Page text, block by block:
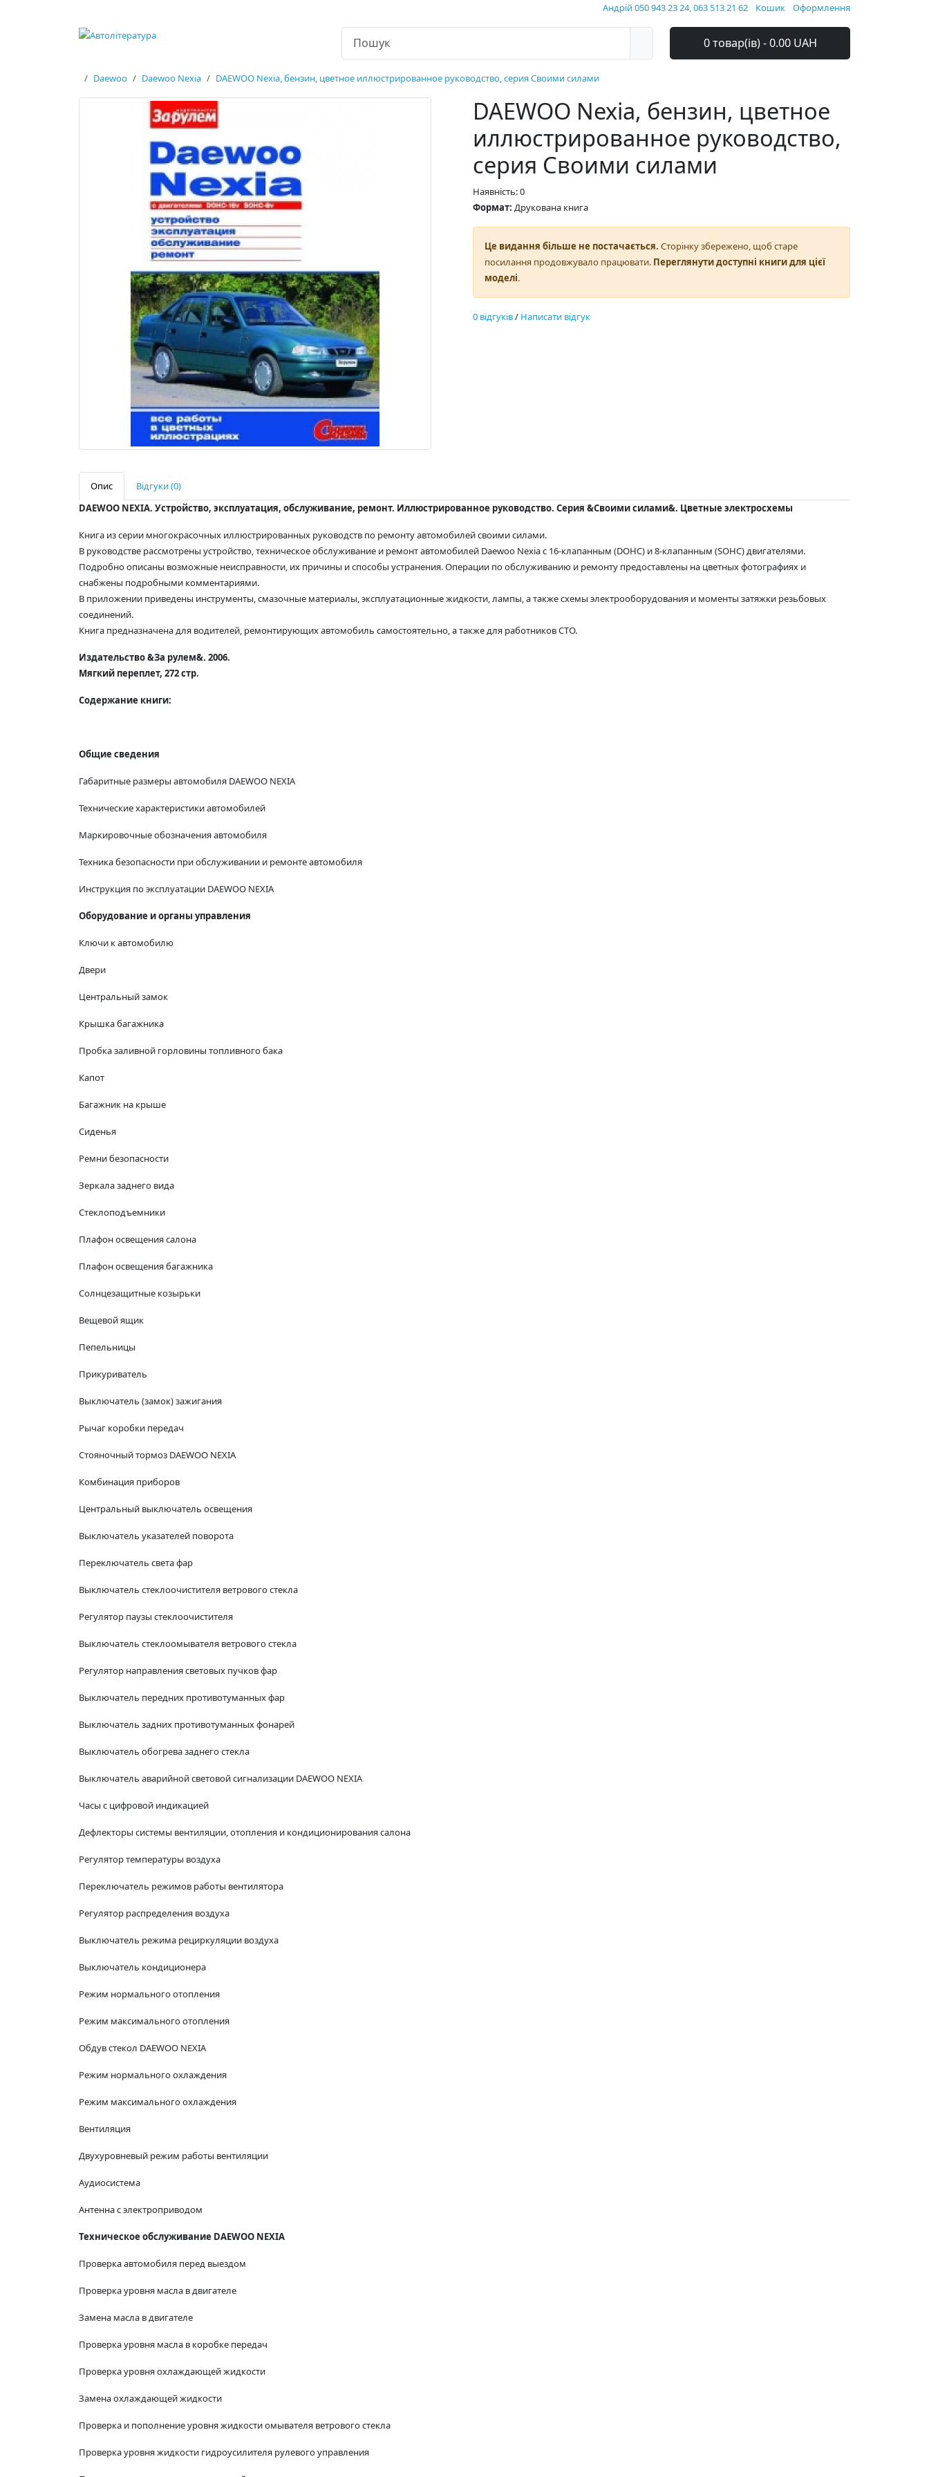
Андрій 050 943 23 24, 063 513 21 62 Кошик Оформлення
0 товар(ів) - 0.00 UAH
Daewoo Daewoo Nexia DAEWOO Nexia, бензин, цветное иллюстрированное руководство, серия Своими силами
DAEWOO Nexia, бензин, цветное
иллюстрированное руководство,
серия Своими силами
Наявність: 0
Формат: Друкована книга
Це видання більше не постачається. Сторінку збережено, щоб старе
посилання продовжувало працювати. Переглянути доступні книги для цієї
моделі.
0 відгуків/ Написати відгук
Опис
Відгуки (0)
DAEWOO NEXIA. Устройство, эксплуатация, обслуживание, ремонт. Иллюстрированное руководство. Серия &Своими силами&. Цветные электросхемы
Книга из серии многокрасочных иллюстрированных руководств по ремонту автомобилей своими силами.
В руководстве рассмотрены устройство, техническое обслуживание и ремонт автомобилей Daewoo Nexia с 16-клапанным (DOHC) и 8-клапанным (SOHC) двигателями.
Подробно описаны возможные неисправности, их причины и способы устранения. Операции по обслуживанию и ремонту предоставлены на цветных фотографиях и
снабжены подробными комментариями.
В приложении приведены инструменты, смазочные материалы, эксплуатационные жидкости, лампы, а также схемы электрооборудования и моменты затяжки резьбовых
соединений.
Книга предназначена для водителей, ремонтирующих автомобиль самостоятельно, а также для работников СТО.
Издательство &За рулем&. 2006.
Мягкий переплет, 272 стр.
Содержание книги:
Общие сведения
Габаритные размеры автомобиля DAEWOO NEXIA
Технические характеристики автомобилей
Маркировочные обозначения автомобиля
Техника безопасности при обслуживании и ремонте автомобиля
Инструкция по эксплуатации DAEWOO NEXIA
Оборудование и органы управления
Ключи к автомобилю
Двери
Центральный замок
Крышка багажника
Пробка заливной горловины топливного бака
Капот
Багажник на крыше
Сиденья
Ремни безопасности
Зеркала заднего вида
Стеклоподъемники
Плафон освещения салона
Плафон освещения багажника
Солнцезащитные козырьки
Вещевой ящик
Пепельницы
Прикуриватель
Выключатель (замок) зажигания
Рычаг коробки передач
Стояночный тормоз DAEWOO NEXIA
Комбинация приборов
Центральный выключатель освещения
Выключатель указателей поворота
Переключатель света фар
Выключатель стеклоочистителя ветрового стекла
Регулятор паузы стеклоочистителя
Выключатель стеклоомывателя ветрового стекла
Регулятор направления световых пучков фар
Выключатель передних противотуманных фар
Выключатель задних противотуманных фонарей
Выключатель обогрева заднего стекла
Выключатель аварийной световой сигнализации DAEWOO NEXIA
Часы с цифровой индикацией
Дефлекторы системы вентиляции, отопления и кондиционирования салона
Регулятор температуры воздуха
Переключатель режимов работы вентилятора
Регулятор распределения воздуха
Выключатель режима рециркуляции воздуха
Выключатель кондиционера
Режим нормального отопления
Режим максимального отопления
Обдув стекол DAEWOO NEXIA
Режим нормального охлаждения
Режим максимального охлаждения
Вентиляция
Двухуровневый режим работы вентиляции
Аудиосистема
Антенна с электроприводом
Техническое обслуживание DAEWOO NEXIA
Проверка автомобиля перед выездом
Проверка уровня масла в двигателе
Замена масла в двигателе
Проверка уровня масла в коробке передач
Проверка уровня охлаждающей жидкости
Замена охлаждающей жидкости
Проверка и пополнение уровня жидкости омывателя ветрового стекла
Проверка уровня жидкости гидроусилителя рулевого управления